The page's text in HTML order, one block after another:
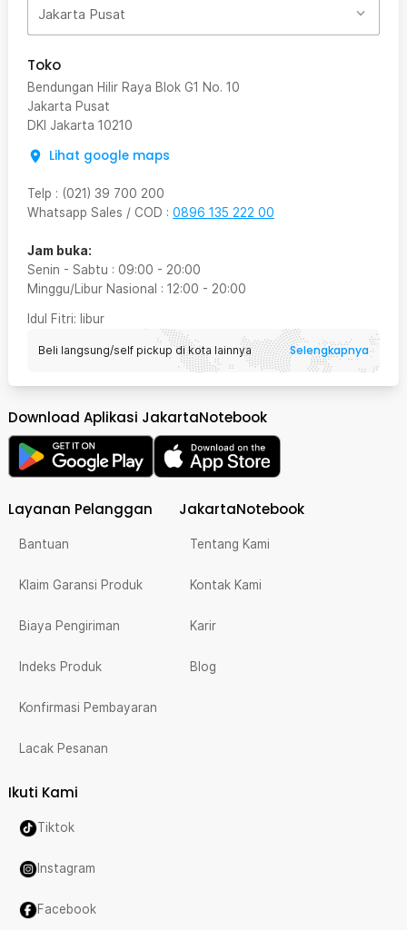
Jakarta Pusat
Toko
Bendungan Hilir Raya Blok G1 No. 10
Jakarta Pusat
DKI Jakarta 10210
Lihat google maps
Telp : (021) 39 700 200
Whatsapp Sales / COD : 0896 135 222 00
Jam buka:
Senin - Sabtu : 09:00 - 20:00
Minggu/Libur Nasional : 12:00 - 20:00
Idul Fitri: libur
Beli langsung/self pickup di kota lainnya Selengkapnya
Download Aplikasi JakartaNotebook
Layanan Pelanggan
Bantuan
Klaim Garansi Produk
Biaya Pengiriman
Indeks Produk
Konfirmasi Pembayaran
Lacak Pesanan
JakartaNotebook
Tentang Kami
Kontak Kami
Karir
Blog
Ikuti Kami
Tiktok
Instagram
Facebook